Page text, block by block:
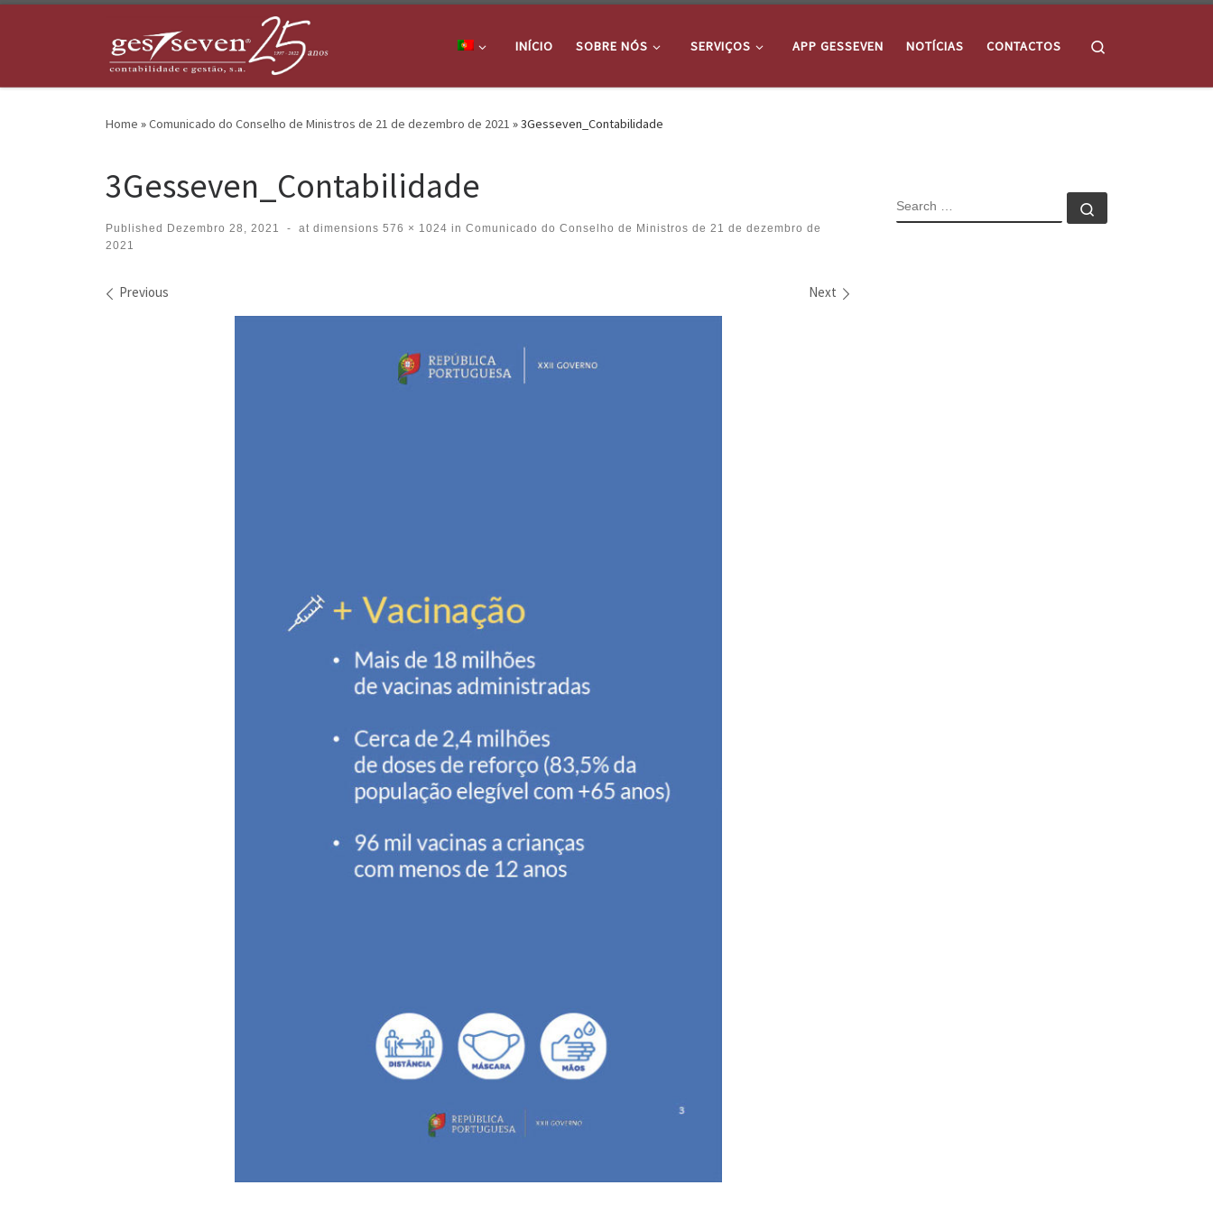
INÍCIO SOBRE NÓS SERVIÇOS APP GESSEVEN NOTÍCIAS CONTACTOS
Home »Comunicado do Conselho de Ministros de 21 de dezembro de 2021 »3Gesseven_Contabilidade
3Gesseven_Contabilidade
Published Dezembro 28, 2021 - at dimensions 576 × 1024 in Comunicado do Conselho de Ministros de 21 de dezembro de
2021
Images navigation
Previous Next
SEARCH